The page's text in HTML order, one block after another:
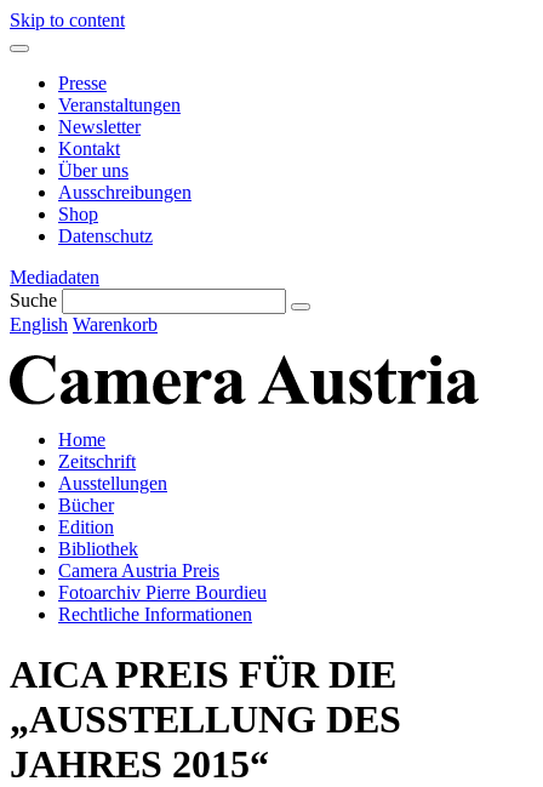
Skip to content
Presse
Veranstaltungen
Newsletter
Kontakt
Über uns
Ausschreibungen
Shop
Datenschutz
Mediadaten
Suche
English Warenkorb
Home
Zeitschrift
Ausstellungen
Bücher
Edition
Bibliothek
Camera Austria Preis
Fotoarchiv Pierre Bourdieu
Rechtliche Informationen
AICA PREIS FÜR DIE
„AUSSTELLUNG DES
JAHRES 2015“